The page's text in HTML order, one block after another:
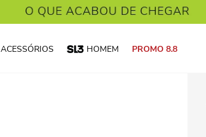
ACESSÓRIOS HOMEM PROMO 8.8